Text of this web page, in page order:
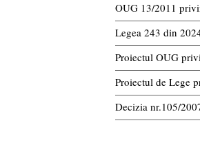
OUG 13/2011
Legea 243 din
Proiectul OUG
Proiectul de Lege
Decizia nr.105/